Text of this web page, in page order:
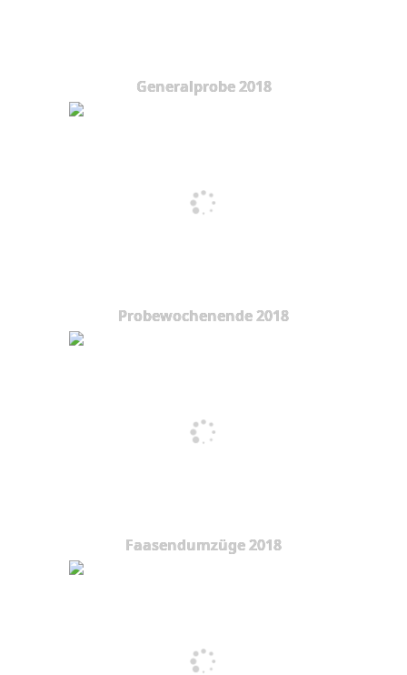
Generalprobe 2018
Probewochenende 2018
Faasendumzüge 2018